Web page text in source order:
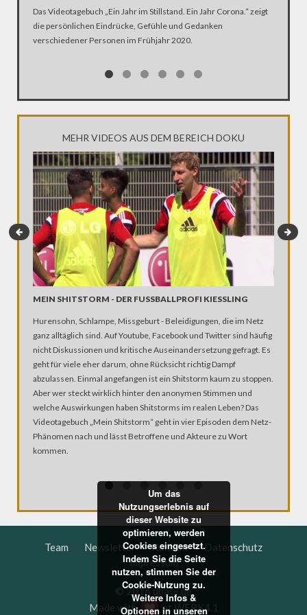
Das Videotagebuch „Ein Jahr im Stillstand. Ein Jahr Corona.“ zeigt
die persönlichen Eindrücke, Gefühle und Gedanken
verschiedener Personen im Frühjahr 2020.
MEHR VIDEOS AUS DEM BEREICH DOKU
MEIN SHITSTORM - DER FUSSBALLPROFI KIESSLING
Hurensohn, Schlampe, Missgeburt - Beleidigungen, die im Netz
ganz alltäglich sind. Auf Youtube, Facebook und Twitter sind häufig
nicht Diskussionen und kritische Auseinandersetzung gefragt. Es
geht für viele eher darum, ohne Rücksicht richtig Dampf
abzulassen. Einmal angefangen ist ein Shitstorm kaum zu stoppen.
Aber wer steckt wirklich hinter den anonymen Stimmen und
welche Auswirkungen haben Shitstorms im realen Leben? Das
Videotagebuch „Mein Shitstorm“ geht in vier Episoden dem Netz-
Phänomen nach und lässt Betroffene und Akteure zu Wort
kommen.
Team Newsletter Kontakt
Datenschutz
Impressum
© 2016 dbate.de
Made with
atWERK4.1
Um das
Nutzungserlebnis auf
dieser Website zu
optimieren, werden
Cookies eingesetzt.
Indem Sie die Seite
nutzen, stimmen Sie der
Cookie-Nutzung zu.
Weitere Infos &
Optionen in unseren